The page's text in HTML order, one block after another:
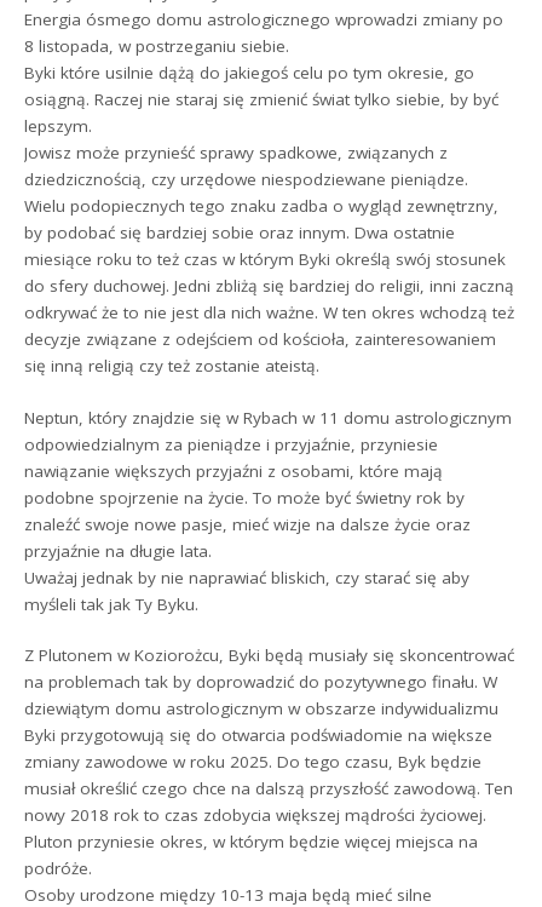
Energia ósmego domu astrologicznego wprowadzi zmiany po
8 listopada, w postrzeganiu siebie.
Byki które usilnie dążą do jakiegoś celu po tym okresie, go
osiągną. Raczej nie staraj się zmienić świat tylko siebie, by być
lepszym.
Jowisz może przynieść sprawy spadkowe, związanych z
dziedzicznością, czy urzędowe niespodziewane pieniądze.
Wielu podopiecznych tego znaku zadba o wygląd zewnętrzny,
by podobać się bardziej sobie oraz innym. Dwa ostatnie
miesiące roku to też czas w którym Byki określą swój stosunek
do sfery duchowej. Jedni zbliżą się bardziej do religii, inni zaczną
odkrywać że to nie jest dla nich ważne. W ten okres wchodzą też
decyzje związane z odejściem od kościoła, zainteresowaniem
się inną religią czy też zostanie ateistą.
Neptun, który znajdzie się w Rybach w 11 domu astrologicznym
odpowiedzialnym za pieniądze i przyjaźnie, przyniesie
nawiązanie większych przyjaźni z osobami, które mają
podobne spojrzenie na życie. To może być świetny rok by
znaleźć swoje nowe pasje, mieć wizje na dalsze życie oraz
przyjaźnie na długie lata.
Uważaj jednak by nie naprawiać bliskich, czy starać się aby
myśleli tak jak Ty Byku.
Z Plutonem w Koziorożcu, Byki będą musiały się skoncentrować
na problemach tak by doprowadzić do pozytywnego finału. W
dziewiątym domu astrologicznym w obszarze indywidualizmu
Byki przygotowują się do otwarcia podświadomie na większe
zmiany zawodowe w roku 2025. Do tego czasu, Byk będzie
musiał określić czego chce na dalszą przyszłość zawodową. Ten
nowy 2018 rok to czas zdobycia większej mądrości życiowej.
Pluton przyniesie okres, w którym będzie więcej miejsca na
podróże.
Osoby urodzone między 10-13 maja będą mieć silne